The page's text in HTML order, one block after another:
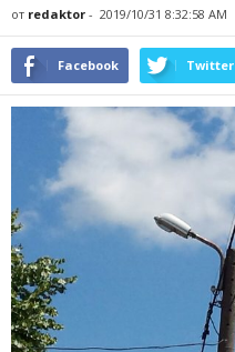
от redaktor - 2019/10/31 8:32:58 AM
Facebook Twitter